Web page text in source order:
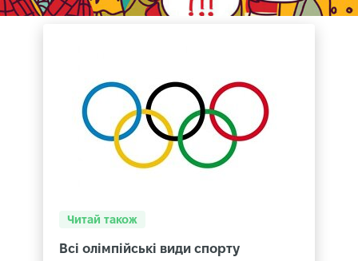
Читай також
Всі олімпійські види спорту